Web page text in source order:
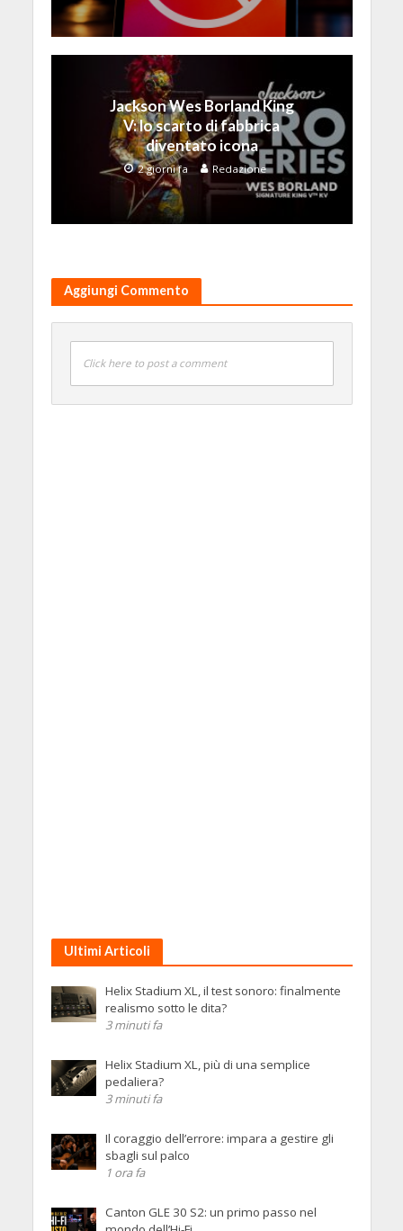
Jackson Wes Borland King
V: lo scarto di fabbrica
diventato icona
2 giorni fa Redazione
Aggiungi Commento
Click here to post a comment
Ultimi Articoli
Helix Stadium XL, il test sonoro: finalmente
realismo sotto le dita?
3 minuti fa
Helix Stadium XL, più di una semplice
pedaliera?
3 minuti fa
Il coraggio dell’errore: impara a gestire gli
sbagli sul palco
1 ora fa
Canton GLE 30 S2: un primo passo nel